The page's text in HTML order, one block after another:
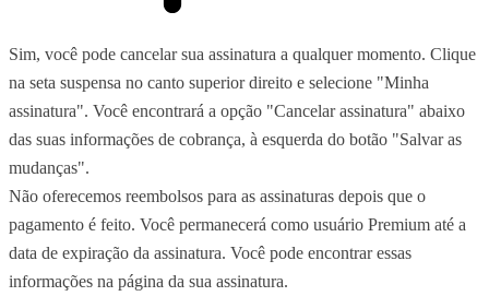
Sim, você pode cancelar sua assinatura a qualquer momento. Clique
na seta suspensa no canto superior direito e selecione "Minha
assinatura". Você encontrará a opção "Cancelar assinatura" abaixo
das suas informações de cobrança, à esquerda do botão "Salvar as
mudanças".
Não oferecemos reembolsos para as assinaturas depois que o
pagamento é feito. Você permanecerá como usuário Premium até a
data de expiração da assinatura. Você pode encontrar essas
informações na página da sua assinatura.